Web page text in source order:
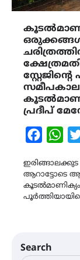
പ്രദീപ്
ഇരിങ്ങാലക്കുട
ആറാട്ടോടെ
Search